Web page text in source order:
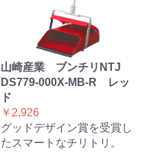
山崎産業 ブンチリNTJ
DS779-000X-MB-R レッ
ド
￥2,926
グッドデザイン賞を受賞し
たスマートなチリトリ。